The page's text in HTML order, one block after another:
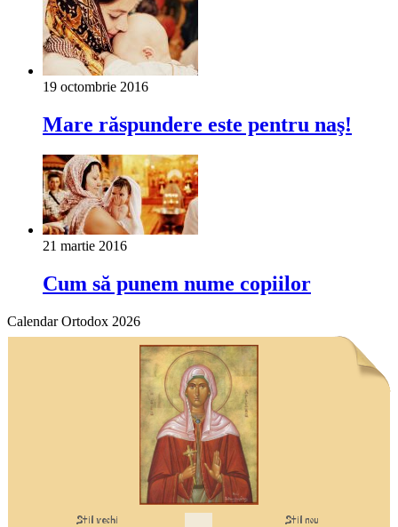
19 octombrie 2016
Mare răspundere este pentru naş!
21 martie 2016
Cum să punem nume copiilor
Calendar Ortodox 2026